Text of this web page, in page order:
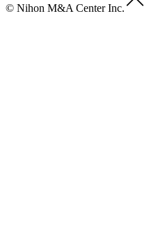
© Nihon M&A Center Inc.